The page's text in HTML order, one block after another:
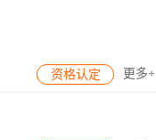
更多+
资格认定